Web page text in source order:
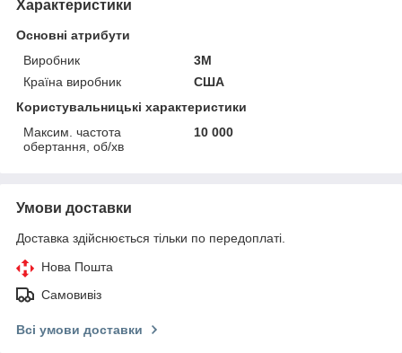
Характеристики
Основні атрибути
Виробник
3М
Країна виробник
США
Користувальницькі характеристики
Максим. частота
обертання, об/хв
10 000
Умови доставки
Доставка здійснюється тільки по передоплаті.
Нова Пошта
Самовивіз
Всі умови доставки